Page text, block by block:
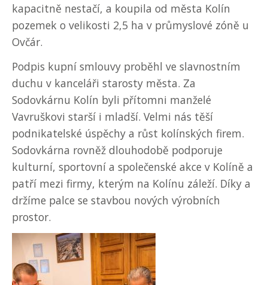
kapacitně nestačí, a koupila od města Kolín
pozemek o velikosti 2,5 ha v průmyslové zóně u
Ovčár.
Podpis kupní smlouvy proběhl ve slavnostním
duchu v kanceláři starosty města. Za
Sodovkárnu Kolín byli přítomni manželé
Vavruškovi starší i mladší. Velmi nás těší
podnikatelské úspěchy a růst kolínských firem.
Sodovkárna rovněž dlouhodobě podporuje
kulturní, sportovní a společenské akce v Kolíně a
patří mezi firmy, kterým na Kolínu záleží. Díky a
držíme palce se stavbou nových výrobních
prostor.